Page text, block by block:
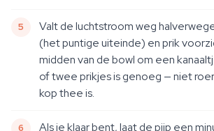
Valt de luchtstroom weg
(het puntige uiteinde) en prik
midden van de bowl om een
of twee prikjes is genoeg — niet
kop thee is.
Als je klaar bent, laat de pijp een